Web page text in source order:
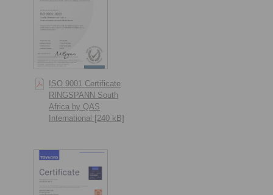
ISO 9001 Certificate
RINGSPANN South
Africa by QAS
International [240 kB]